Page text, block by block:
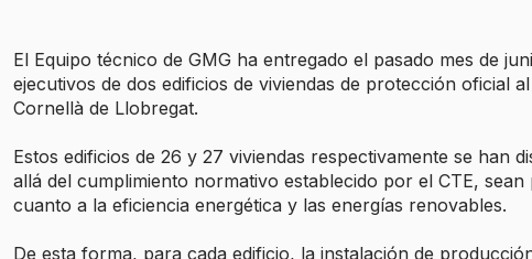
El Equipo técnico de GMG ha entregado el pasado mes de
ejecutivos de dos edificios de viviendas de protección oficial
Cornellà de Llobregat.
Estos edificios de 26 y 27 viviendas respectivamente se han
allá del cumplimiento normativo establecido por el CTE,
cuanto a la eficiencia energética y las energías renovables.
De esta forma, para cada edificio, la instalación de